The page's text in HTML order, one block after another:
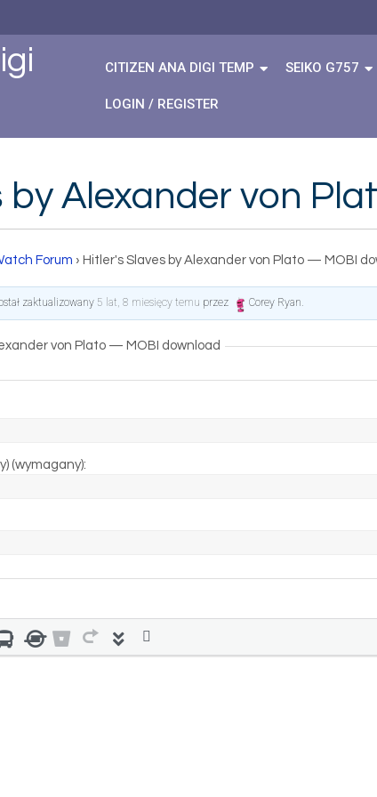
CITIZEN ANA DIGI TEMP SEIKO G757
LOGIN / REGISTER
by Alexander von
Forum › Hitler's Slaves by Alexander von Plato — MOBI
zaktualizowany 5 lat, 8 miesięcy temu przez Corey Ryan.
von Plato — MOBI download
(wymagany):